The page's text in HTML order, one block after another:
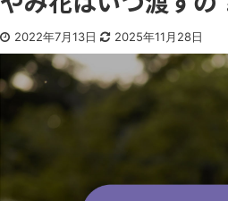
2022年7月13日 2025年11月28日